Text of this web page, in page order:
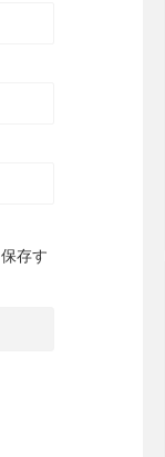
存す